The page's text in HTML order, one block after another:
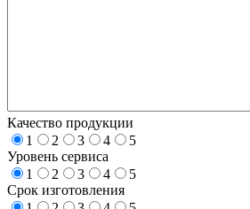
Качество продукции
1
2 3 4
5
Уровень сервиса
1
2 3 4
5
Срок изготовления